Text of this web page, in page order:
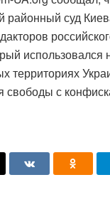
районный суд
использовался
территориях
свободы с